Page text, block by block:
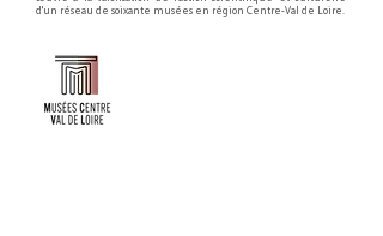
d'un réseau de soixante musées en région Centre-Val de Loire.